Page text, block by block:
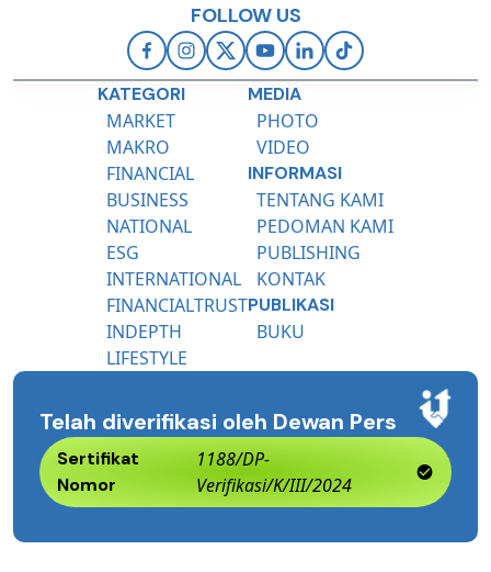
FOLLOW US
KATEGORI
MARKET
MAKRO
FINANCIAL
BUSINESS
NATIONAL
ESG
INTERNATIONAL
FINANCIALTRUST
INDEPTH
LIFESTYLE
MEDIA
PHOTO
VIDEO
INFORMASI
TENTANG KAMI
PEDOMAN KAMI
PUBLISHING
KONTAK
PUBLIKASI
BUKU
Telah diverifikasi oleh Dewan Pers
Sertifikat
Nomor
1188/DP-
Verifikasi/K/III/2024